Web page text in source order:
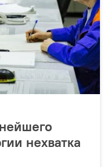
нехватка